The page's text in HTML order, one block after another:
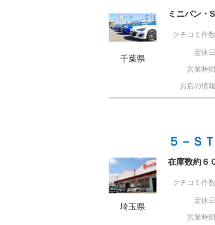
千葉県
ミニバン・
クチコミ件数
定休日
営業時間
お店の情報
埼玉県
５－Ｓ
在庫数約６
クチコミ件数
定休日
営業時間